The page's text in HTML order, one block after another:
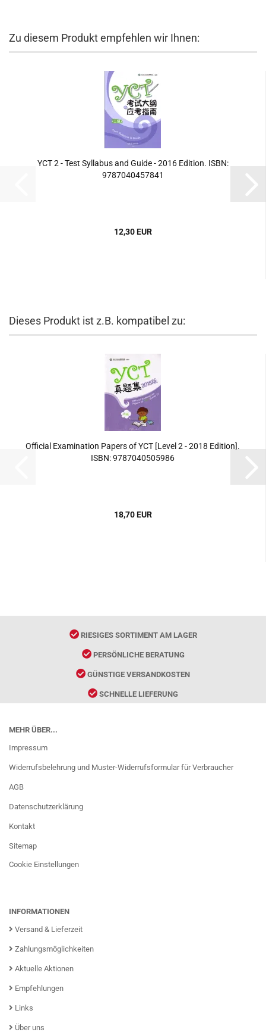
Zu diesem Produkt empfehlen wir Ihnen:
YCT 2 - Test Syllabus and Guide - 2016 Edition. ISBN:
9787040457841
12,30 EUR
Dieses Produkt ist z.B. kompatibel zu:
Official Examination Papers of YCT [Level 2 - 2018 Edition].
ISBN: 9787040505986
18,70 EUR
RIESIGES SORTIMENT AM LAGER
PERSÖNLICHE BERATUNG
GÜNSTIGE VERSANDKOSTEN
SCHNELLE LIEFERUNG
MEHR ÜBER...
Impressum
Widerrufsbelehrung und Muster-Widerrufsformular für Verbraucher
AGB
Datenschutzerklärung
Kontakt
Sitemap
Cookie Einstellungen
INFORMATIONEN
Versand & Lieferzeit
Zahlungsmöglichkeiten
Aktuelle Aktionen
Empfehlungen
Links
Über uns